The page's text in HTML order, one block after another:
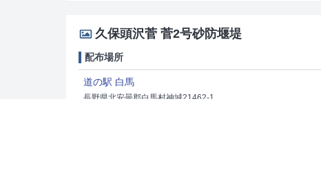
久保頭沢菅 菅2号砂防堰堤
配布場所
道の駅 白馬
長野県北安曇郡白馬村神城21462-1